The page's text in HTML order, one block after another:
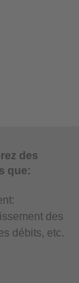
des
que:
des
débits, etc.